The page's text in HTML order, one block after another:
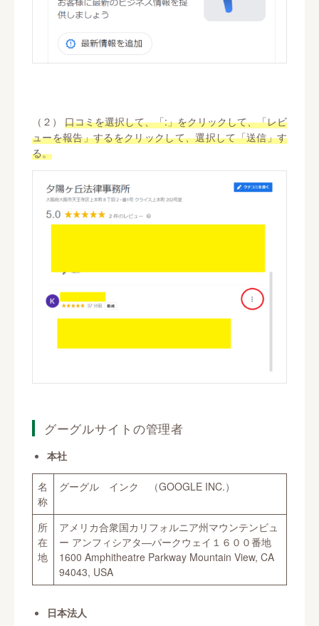
（２） 口コミを選択して、「:」をクリックして、「レビ
ューを報告」するをクリックして、選択して「送信」す
る。
グーグルサイトの管理者
本社
名
称
グーグル インク （GOOGLE INC.）
所
在
地
アメリカ合衆国カリフォルニア州マウンテンビュ
ー アンフィシアタ―パークウェイ１６００番地
1600 Amphitheatre Parkway Mountain View, CA
94043, USA
日本法人